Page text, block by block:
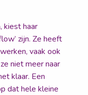
kiest haar
zijn. Ze heeft
vaak ook
niet meer naar
klaar. Een
dat hele kleine